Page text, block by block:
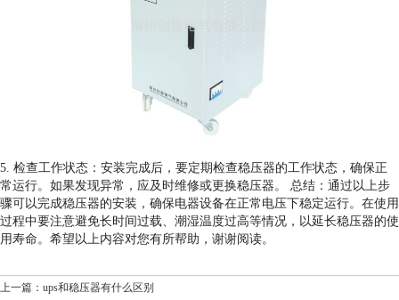
5. 检查工作状态：安装完成后，要定期检查稳压器的工作状态，确保正
常运行。如果发现异常，应及时维修或更换稳压器。 总结：通过以上步
骤可以完成稳压器的安装，确保电器设备在正常电压下稳定运行。在使用
过程中要注意避免长时间过载、潮湿温度过高等情况，以延长稳压器的使
用寿命。希望以上内容对您有所帮助，谢谢阅读。
上一篇：ups和稳压器有什么区别